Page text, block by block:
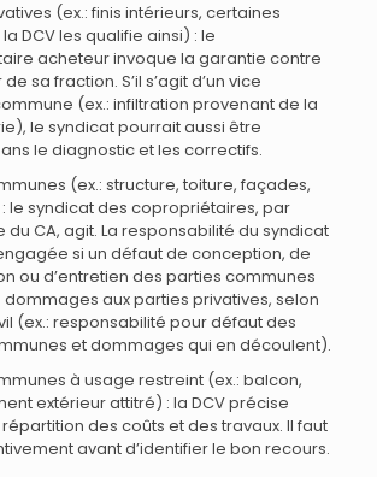
(ex.: finis intérieurs, certaines
DCV les qualifie ainsi) : le
acheteur invoque la garantie contre
sa fraction. S’il s’agit d’un vice
(ex.: infiltration provenant de la
le syndicat pourrait aussi être
le diagnostic et les correctifs.
(ex.: structure, toiture, façades,
le syndicat des copropriétaires, par
du CA, agit. La responsabilité du syndicat
si un défaut de conception, de
ou d’entretien des parties communes
aux parties privatives, selon
(ex.: responsabilité pour défaut des
et dommages qui en découlent).
à usage restreint (ex.: balcon,
extérieur attitré) : la DCV précise
des coûts et des travaux. Il faut
avant d’identifier le bon recours.